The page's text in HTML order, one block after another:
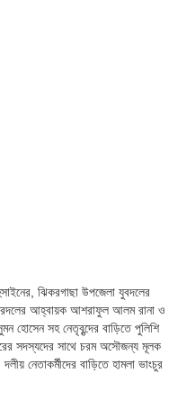
ঝিকরগাছা উপজেলা যুবদলের
আহ্বায়ক আশরাফুল আলম রানা ও
হোসেন সহ নেতৃবৃন্দের বাড়িতে পুলিশি
সদস্যদের সাথে চরম অসৌজন্য মূলক
নেতাকর্মীদের বাড়িতে হামলা ভাংচুর